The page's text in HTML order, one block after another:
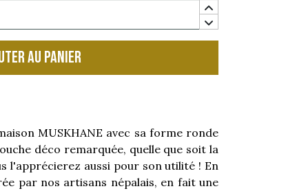
au panier
MUSKHANE avec sa forme ronde
déco remarquée, quelle que soit la
l'apprécierez aussi pour son utilité ! En
par nos artisans népalais, en fait une